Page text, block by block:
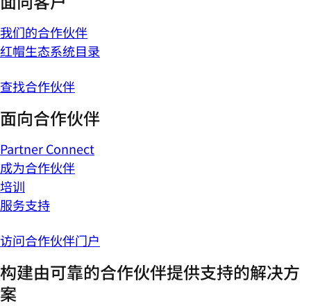
我们的合作伙伴
红帽生态系统目录
查找合作伙伴
面向合作伙伴
Partner Connect
成为合作伙伴
培训
服务支持
访问合作伙伴门户
构建由可靠的合作伙伴提供支持的解决方
案